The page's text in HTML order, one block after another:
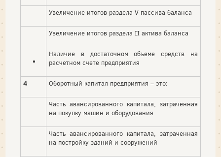
Увеличение итогов раздела V пассива баланса
Увеличение итогов раздела II актива баланса
Наличие в достаточном объеме средств на
расчетном счете предприятия
4 Оборотный капитал предприятия – это:
Часть авансированного капитала, затраченная
на покупку машин и оборудования
Часть авансированного капитала, затраченная
на постройку зданий и сооружений